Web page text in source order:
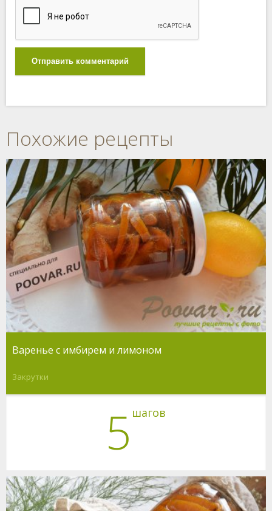
Отправить комментарий
Похожие рецепты
Варенье с имбирем и лимоном
Закрутки
5 шагов